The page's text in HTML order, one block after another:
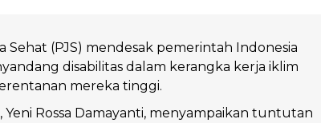
Sehat (PJS) mendesak pemerintah Indonesia
disabilitas dalam kerangka kerja iklim
mereka tinggi.
Yeni Rossa Damayanti, menyampaikan tuntutan